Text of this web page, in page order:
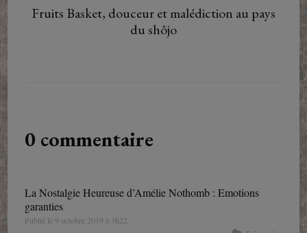
Fruits Basket, douceur et malédiction au pays
du shôjo
0 commentaire
La Nostalgie Heureuse d’Amélie Nothomb : Emotions
garanties
Publié le 9 octobre 2019 à 3h22